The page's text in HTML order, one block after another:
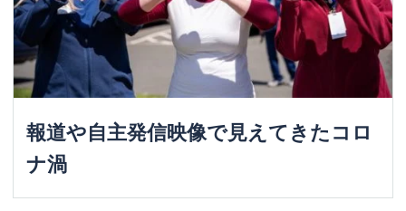
報道や自主発信映像で見えてきたコロ
ナ渦